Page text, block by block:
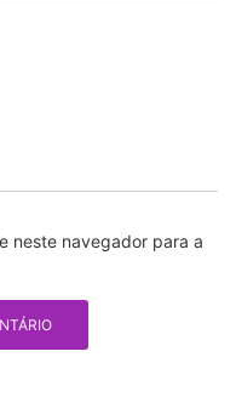
neste navegador para a